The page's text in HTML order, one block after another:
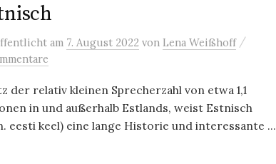
am 7. August 2022 von Lena Weißhoff /
der relativ kleinen Sprecherzahl von etwa 1,1
in und außerhalb Estlands, weist Estnisch
eesti keel) eine lange Historie und interessante ...